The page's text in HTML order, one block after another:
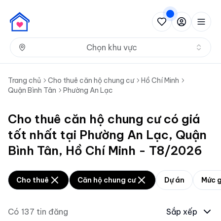
Chọn khu vực
Trang chủ Cho thuê căn hộ chung cư
Hồ Chí Minh
Quận Bình Tân
Phường An Lạc
Cho thuê căn hộ chung cư có giá
tốt nhất tại Phường An Lạc, Quận
Bình Tân, Hồ Chí Minh - T8/2026
Cho thuê Căn hộ chung cư Dự án Mức
Có 137 tin đăng Sắp xếp